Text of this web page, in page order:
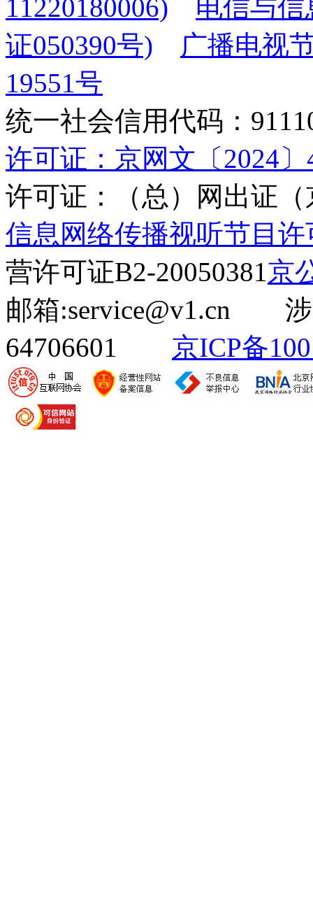
11220180006)
电信与
证050390号)
广播电视
19551号
统一社会信用代码：
许可证：京网文〔2024〕
许可证：（总）网出证（
信息网络传播视听节目许
营许可证B2-20050381京
邮箱:service@v1.cn 涉
64706601 京ICP备